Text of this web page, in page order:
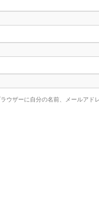
ウザーに自分の名前、メールアド